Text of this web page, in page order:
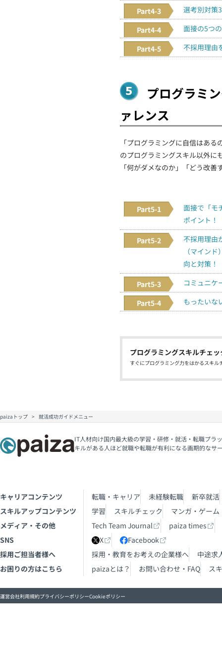
Part4-3 選考別対策
Part4-4 面接の5つ
Part4-5 不採用理由
プログラミ
ァレンス
「プログラミングに自信はあ
のプログラミングスキル以外に
「何がダメなのか」「どう改
Part5-1
面接で「モ
ポイント！
Part5-2
不採用理由
（マイン
向と対策！
Part5-3 コミュニケ
Part5-4 もったいな
プログラミングスキルチェッ
すぐにプログラミング力をはかるスキ
paizaトップ 就活成功ガイドメニュー
IT人材向け国内最大級の学習・研修・就活・転職プラ
キルがある人ほど就職や転職が有利になる画期的なサ
キャリアコンテンツ 転職・キャリア 未経験転職
新卒就活
スキルアップコンテンツ
学習 スキルチェック
マンガ・ゲーム
メディア・その他
Tech Team Journal
paiza times
SNS
X
Facebook
採用ご担当者様へ
採用・教育をお考えの企業様へ
中途求
お困りの方はこちら
paizaとは？ お問い合わせ・FAQ ス
運営会社利用規約プライバシーポリシーCookieポリシー